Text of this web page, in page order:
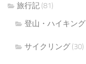
旅行記 (81)
登山・ハイキング
サイクリング (30)